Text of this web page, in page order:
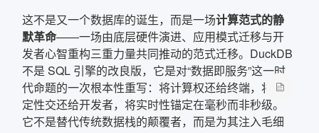
这不是又一个数据库的诞生，而是一场计算范式的静
默革命——一场由底层硬件演进、应用模式迁移与开
发者心智重构三重力量共同推动的范式迁移。DuckDB
不是 SQL 引擎的改良版，它是对“数据即服务”这一时
代命题的一次根本性重写：将计算权还给终端，将确
定性交还给开发者，将实时性锚定在毫秒而非秒级。
它不是替代传统数据栈的颠覆者，而是为其注入毛细